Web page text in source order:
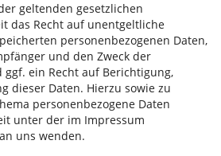
geltenden gesetzlichen
das Recht auf unentgeltliche
personenbezogenen Daten,
und den Zweck der
ein Recht auf Berichtigung,
dieser Daten. Hierzu sowie zu
personenbezogene Daten
unter der im Impressum
uns wenden.